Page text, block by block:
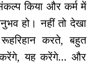
किया और कर्म में
हो। नहीं तो देखा
करते, बहुत
करेंगे, यह करेंगे... और